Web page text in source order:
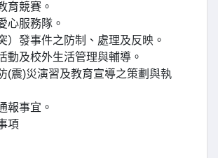
育競賽。
心服務隊。
）發事件之防制、處理及反映。
動及校外生活管理與輔導。
(震)災演習及教育宣導之策劃與執
報事宜。
項